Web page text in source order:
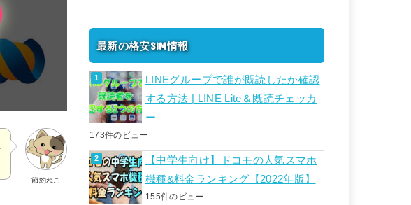
節約ねこ
最新の格安SIM情報
LINEグループで誰が既読したか確認
する方法 | LINE Lite＆既読チェッカ
ー
173件のビュー
【中学生向け】ドコモの人気スマホ
機種&料金ランキング【2022年版】
155件のビュー